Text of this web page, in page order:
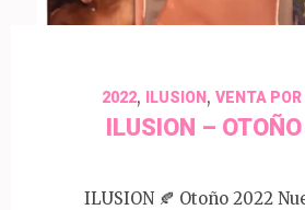
2022, ILUSION, VENTA
ILUSION –
ILUSION 🍂 Otoño 2022